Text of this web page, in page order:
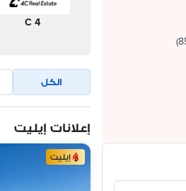
)
4 C
الكل
إعلانات إيليت
إيليت